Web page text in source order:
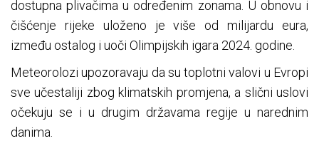
dostupna plivačima u određenim zonama. U obnovu i
čišćenje rijeke uloženo je više od milijardu eura,
između ostalog i uoči Olimpijskih igara 2024. godine.
Meteorolozi upozoravaju da su toplotni valovi u Evropi
sve učestaliji zbog klimatskih promjena, a slični uslovi
očekuju se i u drugim državama regije u narednim
danima.